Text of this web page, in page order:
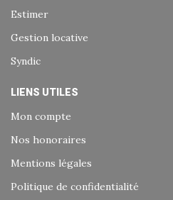
Estimer
Gestion locative
Syndic
LIENS UTILES
Mon compte
Nos honoraires
Mentions légales
Politique de confidentialité